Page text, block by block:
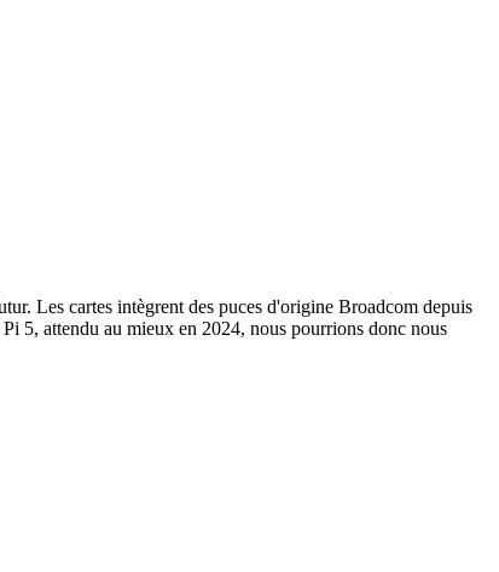
Les cartes intègrent des puces d'origine Broadcom depuis
5, attendu au mieux en 2024, nous pourrions donc nous